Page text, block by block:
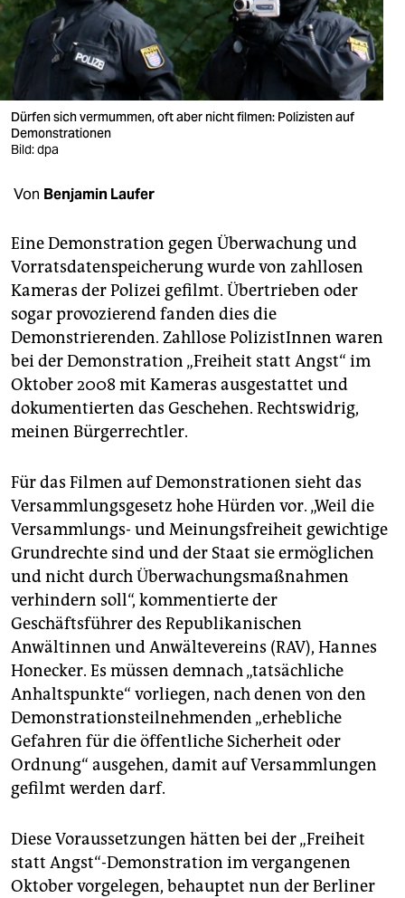
wahrheit
verlag
verlag
veranstaltungen
fragen & hilfe
unterstützen
abo
genossenschaft
epaper login
Dürfen sich vermummen, oft aber nicht filmen: Polizisten auf
Demonstrationen
Bild: dpa
Von Benjamin Laufer
Eine Demonstration gegen Überwachung und
Vorratsdatenspeicherung wurde von zahllosen
Kameras der Polizei gefilmt. Übertrieben oder
sogar provozierend fanden dies die
Demonstrierenden. Zahllose PolizistInnen waren
bei der Demonstration „Freiheit statt Angst“ im
Oktober 2008 mit Kameras ausgestattet und
dokumentierten das Geschehen. Rechtswidrig,
meinen Bürgerrechtler.
Für das Filmen auf Demonstrationen sieht das
Versammlungsgesetz hohe Hürden vor. „Weil die
Versammlungs- und Meinungsfreiheit gewichtige
Grundrechte sind und der Staat sie ermöglichen
und nicht durch Überwachungsmaßnahmen
verhindern soll“, kommentierte der
Geschäftsführer des Republikanischen
Anwältinnen und Anwältevereins (RAV), Hannes
Honecker. Es müssen demnach „tatsächliche
Anhaltspunkte“ vorliegen, nach denen von den
Demonstrationsteilnehmenden „erhebliche
Gefahren für die öffentliche Sicherheit oder
Ordnung“ ausgehen, damit auf Versammlungen
gefilmt werden darf.
Diese Voraussetzungen hätten bei der „Freiheit
statt Angst“-Demonstration im vergangenen
Oktober vorgelegen, behauptet nun der Berliner